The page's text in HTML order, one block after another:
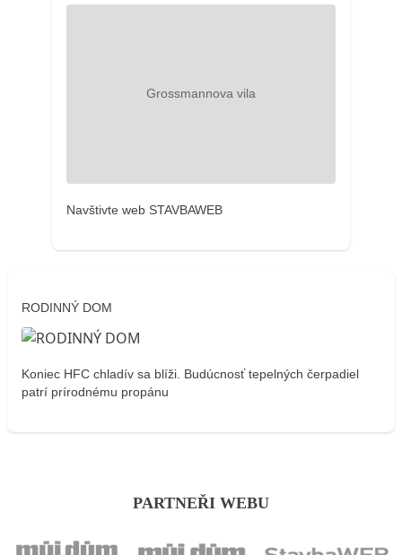
Navštivte web STAVBAWEB
RODINNÝ DOM
Koniec HFC chladív sa blíži. Budúcnosť tepelných čerpadiel
patrí prírodnému propánu
PARTNEŘI WEBU